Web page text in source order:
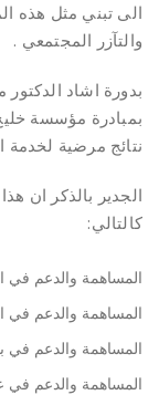
الى تبني مثل هذه
والتآزر المجتمعي .
بدورة اشاد
بمبادرة مؤسسة
نتائج مرضية لخدمة
الجدير بالذكر ان
كالتالي:
المساهمة والدعم في
المساهمة والدعم في
المساهمة والدعم في
المساهمة والدعم في